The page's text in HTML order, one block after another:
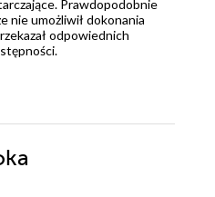
Prawdopodobnie
nie umożliwił dokonania
odpowiednich